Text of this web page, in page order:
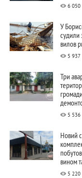
6 050
У
судили
вилов
5 937
Три
5 536
Новий
вином
5 220